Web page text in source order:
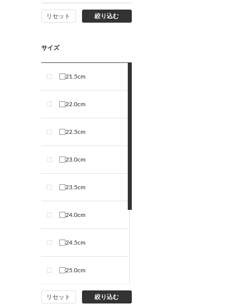
リセット 絞り込む
サイズ
21.5cm
22.0cm
22.5cm
23.0cm
23.5cm
24.0cm
24.5cm
25.0cm
S
リセット 絞り込む